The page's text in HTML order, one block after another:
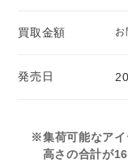
買取金額 お
発売日
※集荷可能なアイ
高さの合計が